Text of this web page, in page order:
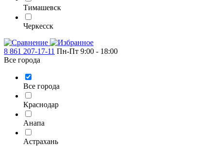
Тимашевск
Черкесск
8 861 207-17-11 Пн-Пт 9:00 - 18:00
Все города
Все города
Краснодар
Анапа
Астрахань